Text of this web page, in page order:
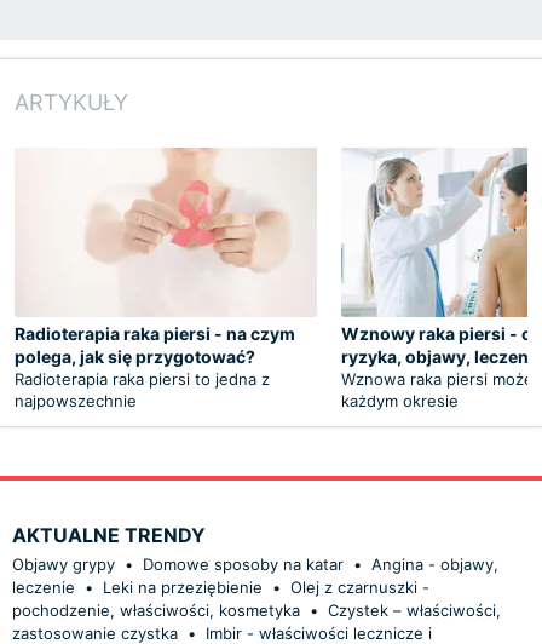
ARTYKUŁY
Radioterapia raka piersi - na czym
polega, jak się przygotować?
Radioterapia raka piersi to jedna z
najpowszechnie
Wznowy raka piersi -
ryzyka, objawy, leczenie
Wznowa raka piersi może
każdym okresie
AKTUALNE TRENDY
Objawy grypy • Domowe sposoby na katar • Angina - objawy,
leczenie
• Leki na przeziębienie • Olej z czarnuszki -
pochodzenie, właściwości, kosmetyka • Czystek – właściwości,
zastosowanie czystka •
Imbir - właściwości lecznicze i